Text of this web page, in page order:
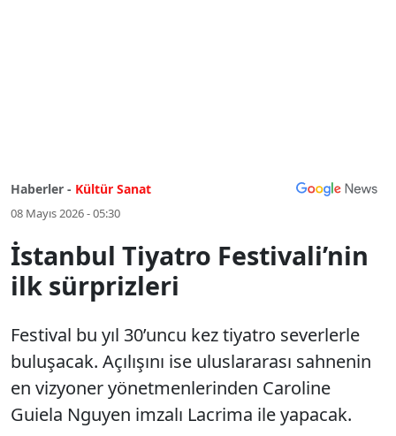
Haberler - Kültür Sanat
08 Mayıs 2026 - 05:30
İstanbul Tiyatro Festivali’nin
ilk sürprizleri
Festival bu yıl 30’uncu kez tiyatro severlerle
buluşacak. Açılışını ise uluslararası sahnenin
en vizyoner yönetmenlerinden Caroline
Guiela Nguyen imzalı Lacrima ile yapacak.